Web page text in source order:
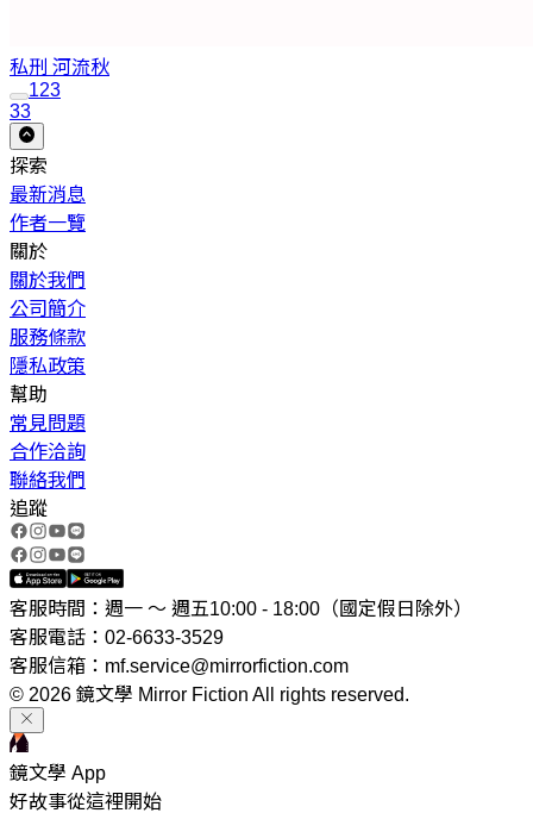
私刑 河流秋
123
33
探索
最新消息
作者一覽
關於
關於我們
公司簡介
服務條款
隱私政策
幫助
常見問題
合作洽詢
聯絡我們
追蹤
客服時間：週一 ～ 週五10:00 - 18:00（國定假日除外）
客服電話：02-6633-3529
客服信箱：mf.service@mirrorfiction.com
© 2026 鏡文學 Mirror Fiction All rights reserved.
鏡文學 App
好故事從這裡開始